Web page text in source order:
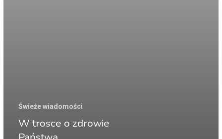
Świeże wiadomości
W trosce o zdrowie